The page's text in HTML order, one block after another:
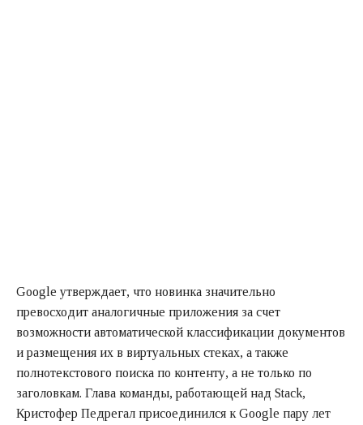
Google утверждает, что новинка значительно
превосходит аналогичные приложения за счет
возможности автоматической классификации документов
и размещения их в виртуальных стеках, а также
полнотекстового поиска по контенту, а не только по
заголовкам. Глава команды, работающей над Stack,
Кристофер Педрегал присоединился к Google пару лет